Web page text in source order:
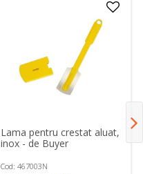
Lama pentru crestat aluat,
inox - de Buyer
Cod: 467003N